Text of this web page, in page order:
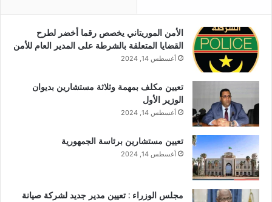
الأمن الموريتاني يخصص رقما أخضر لطرح
القضايا المتعلقة بالشرطة على المدير العام للأمن
أغسطس 14, 2024
تعيين مكلف بمهمة وثلاثة مستشارين بديوان
الوزير الأول
أغسطس 14, 2024
تعيين مستشارين برئاسة الجمهورية
أغسطس 14, 2024
مجلس الوزراء : تعيين مدير جديد لشركة صيانة